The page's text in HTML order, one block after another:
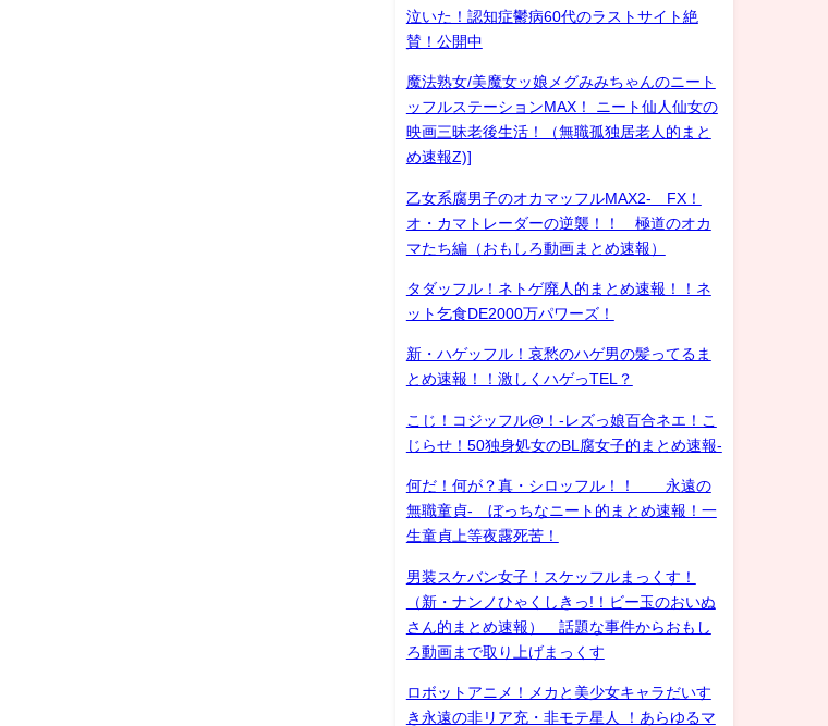
泣いた！認知症鬱病60代のラストサイト絶
賛！公開中
魔法熟女/美魔女ッ娘メグみみちゃんのニート
ッフルステーションMAX！ ニート仙人仙女の
映画三昧老後生活！（無職孤独居老人的まと
め速報Z)]
乙女系腐男子のオカマッフルMAX2- FX！
オ・カマトレーダーの逆襲！！ 極道のオカ
マたち編（おもしろ動画まとめ速報）
タダッフル！ネトゲ廃人的まとめ速報！！ネ
ット乞食DE2000万パワーズ！
新・ハゲッフル！哀愁のハゲ男の髪ってるま
とめ速報！！激しくハゲっTEL？
こじ！コジッフル@！-レズっ娘百合ネエ！こ
じらせ！50独身処女のBL腐女子的まとめ速報-
何だ！何が？真・シロッフル！！ 永遠の
無職童貞- ぼっちなニート的まとめ速報！一
生童貞上等夜露死苦！
男装スケバン女子！スケッフルまっくす！
（新・ナンノひゃくしきっ!！ビー玉のおいぬ
さん的まとめ速報） 話題な事件からおもし
ろ動画まで取り上げまっくす
ロボットアニメ！メカと美少女キャラだいす
き永遠の非リア充・非モテ星人 ！あらゆるマ